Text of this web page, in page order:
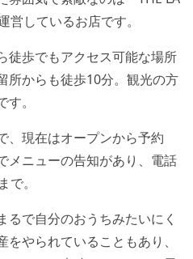
営しているお店です。
徒歩でもアクセス可能な場所
所からも徒歩10分。観光の方
。
、現在はオープンから予約
メニューの告知があり、電話
。
で自分のおうちみたいにく
やられていることもあり、